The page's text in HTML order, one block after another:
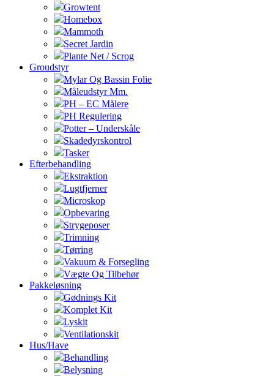
Growtent
Homebox
Mammoth
Secret Jardin
Plante Net / Scrog
Groudstyr
Mylar Og Bassin Folie
Måleudstyr Mm.
PH – EC Målere
PH Regulering
Potter – Underskåle
Skadedyrskontrol
Tasker
Efterbehandling
Ekstraktion
Lugtfjerner
Microskop
Opbevaring
Strygeposer
Trimning
Tørring
Vakuum & Forsegling
Vægte Og Tilbehør
Pakkeløsning
Gødnings Kit
Komplet Kit
Lyskit
Ventilationskit
Hus/Have
Behandling
Belysning